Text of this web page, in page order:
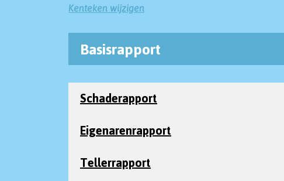
Kenteken wijzigen
Basisrapport
Schaderapport
Eigenarenrapport
Tellerrapport